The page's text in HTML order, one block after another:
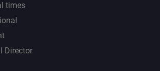
times
Director